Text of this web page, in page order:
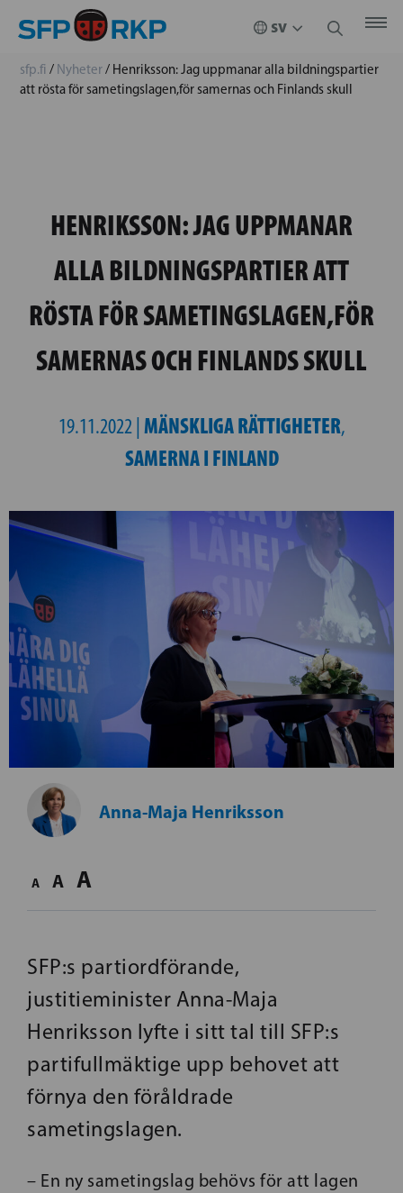
sfp.fi / Nyheter/ Henriksson: Jag uppmanar alla bildningspartier
att rösta för sametingslagen,för samernas och Finlands skull
HENRIKSSON: JAG UPPMANAR
ALLA BILDNINGSPARTIER ATT
RÖSTA FÖR SAMETINGSLAGEN,FÖR
SAMERNAS OCH FINLANDS SKULL
19.11.2022 | MÄNSKLIGA RÄTTIGHETER,
SAMERNA I FINLAND
Anna-Maja Henriksson
A A A
SFP:s partiordförande,
justitieminister Anna-Maja
Henriksson lyfte i sitt tal till SFP:s
partifullmäktige upp behovet att
förnya den föråldrade
sametingslagen.
– En ny sametingslag behövs för att lagen